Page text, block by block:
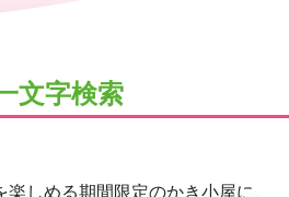
文字検索
しめる期間限定のかき小屋に、